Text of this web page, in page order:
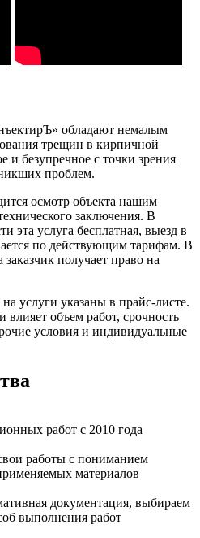
обладают немалым
трещин в кирпичной
и безупречное с точки зрения
проблем.
осмотр объекта нашим
заключения. В
эта услуга бесплатная, выезд в
по действующим тарифам. В
получает право на
услуги указаны в прайс-листе.
влияет объем работ, срочность
условия и индивидуальные
работ с 2010 года
работы с пониманием
материалов
документация, выбираем
выполнения работ